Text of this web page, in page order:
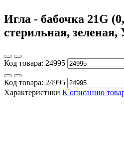
Игла - бабочка 21G
стерильная, зеленая,
Код товара: 24995
Код товара: 24995
Характеристики К описанию